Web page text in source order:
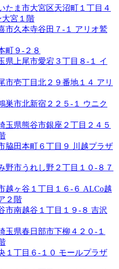
たま市大宮区天沼町１丁目４
大宮１階
市久本寺谷田７-１ アリオ鷲
町９-２８
県上尾市愛宕３丁目８-１ イ
市壱丁目北２９番地１４ アリ
巣市北新宿２２５-１ ウニク
玉県熊谷市銀座２丁目２４５
脇田本町６丁目９ 川越プラザ
野市うれし野２丁目１０-８７
越ヶ谷１丁目１６-６ ALCo越
２階
市南越谷１丁目１９-８ 吉沢
玉県春日部市下柳４２０-１
１丁目６-１０ モールプラザ